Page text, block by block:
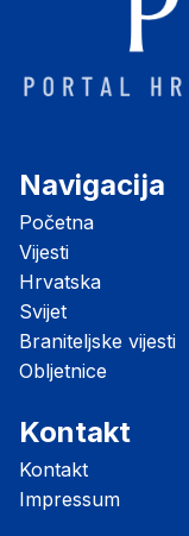
Navigacija
Početna
Vijesti
Hrvatska
Svijet
Braniteljske vijesti
Obljetnice
Kontakt
Kontakt
Impressum